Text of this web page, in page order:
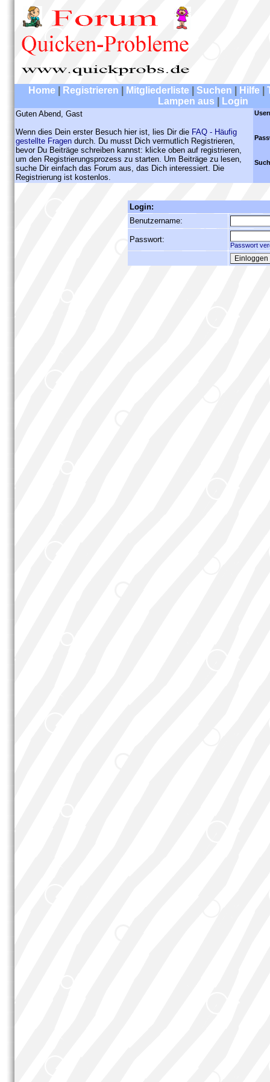
Home Registrieren Mitgliederliste Suchen Hilfe
Lampen aus
Login
Guten Abend, Gast
Wenn dies Dein erster Besuch hier ist, lies Dir die FAQ - Häufig
gestellte Fragen durch. Du musst Dich vermutlich Registrieren,
bevor Du Beiträge schreiben kannst: klicke oben auf registrieren,
um den Registrierungsprozess zu starten. Um Beiträge zu lesen,
suche Dir einfach das Forum aus, das Dich interessiert. Die
Registrierung ist kostenlos.
Login:
Benutzername:
Passwort:
Passwort